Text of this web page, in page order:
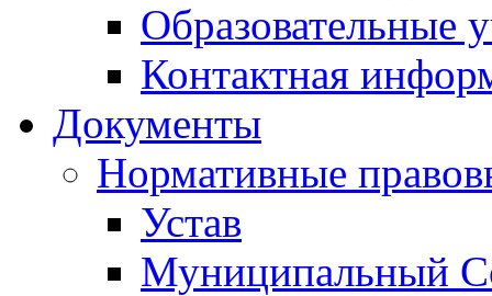
Образовательные
Контактная
Документы
Нормативные
Устав
Муниципальный